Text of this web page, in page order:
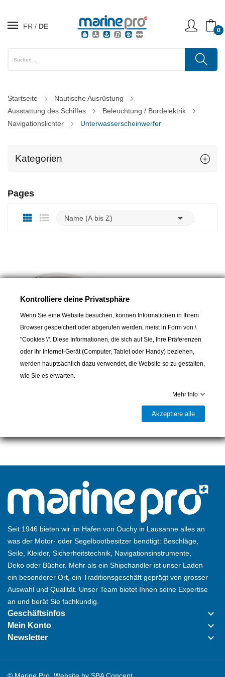
FR DE 0
Startseite
Nautische Ausrüstung
Ausstattung des Schiffes
Beleuchtung / Bordelektrik
Navigationslichter
Unterwasserscheinwerfer
Kategorien
Pages
Name (A bis Z) 
SEAWORLD
Blauer LED-
Seit 1946 bieten wir im Hafen von Ouchy in Lausanne alles an
was der Motor- oder Segelbootbesitzer benötigt: Beschläge,
Seile, Kleider, Sicherheitstechnik, Navigationsinstrumente,
Deko oder Bücher. Mehr als ein Shipchandler ist unser Laden
ein besonderer Ort, ein Traditionsgeschäft geprägt von grosser
Auswahl und Qualität. Unser Team bietet Ihnen seine Expertise
an und berät Sie fachkundig.
Geschäftsinfos keyboard_arrow_down
Mein Konto keyboard_arrow_down
Newsletter keyboard_arrow_down
Kontrolliere deine Privatsphäre
Wenn Sie eine Website besuchen, können Informationen in Ihrem
Browser gespeichert oder abgerufen werden, meist in Form von \
"Cookies \". Diese Informationen, die sich auf Sie, Ihre Präferenzen
oder Ihr Internet-Gerät (Computer, Tablet oder Handy) beziehen,
werden hauptsächlich dazu verwendet, die Website so zu gestalten,
wie Sie es erwarten.
Mehr Info
Akzeptiere alle